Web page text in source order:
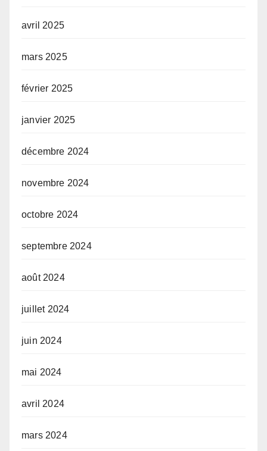
avril 2025
mars 2025
février 2025
janvier 2025
décembre 2024
novembre 2024
octobre 2024
septembre 2024
août 2024
juillet 2024
juin 2024
mai 2024
avril 2024
mars 2024